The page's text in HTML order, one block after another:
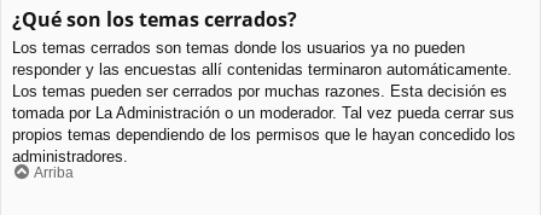
¿Qué son los temas cerrados?
Los temas cerrados son temas donde los usuarios ya no pueden
responder y las encuestas allí contenidas terminaron automáticamente.
Los temas pueden ser cerrados por muchas razones. Esta decisión es
tomada por La Administración o un moderador. Tal vez pueda cerrar sus
propios temas dependiendo de los permisos que le hayan concedido los
administradores.
Arriba